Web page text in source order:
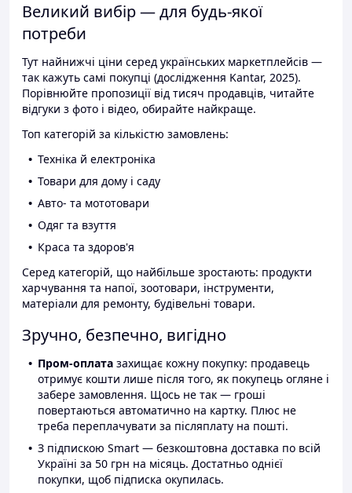
Великий вибір — для будь-якої
потреби
Тут найнижчі ціни серед українських маркетплейсів —
так кажуть самі покупці (дослідження Kantar, 2025).
Порівнюйте пропозиції від тисяч продавців, читайте
відгуки з фото і відео, обирайте найкраще.
Топ категорій за кількістю замовлень:
Техніка й електроніка
Товари для дому і саду
Авто- та мототовари
Одяг та взуття
Краса та здоров'я
Серед категорій, що найбільше зростають: продукти
харчування та напої, зоотовари, інструменти,
матеріали для ремонту, будівельні товари.
Зручно, безпечно, вигідно
Пром-оплата захищає кожну покупку: продавець
отримує кошти лише після того, як покупець огляне і
забере замовлення. Щось не так — гроші
повертаються автоматично на картку. Плюс не
треба переплачувати за післяплату на пошті.
З підпискою Smart — безкоштовна доставка по всій
Україні за 50 грн на місяць. Достатньо однієї
покупки, щоб підписка окупилась.